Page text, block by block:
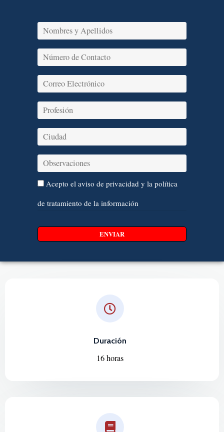
Acepto el aviso de privacidad y la política
de tratamiento de la información
Duración
16 horas